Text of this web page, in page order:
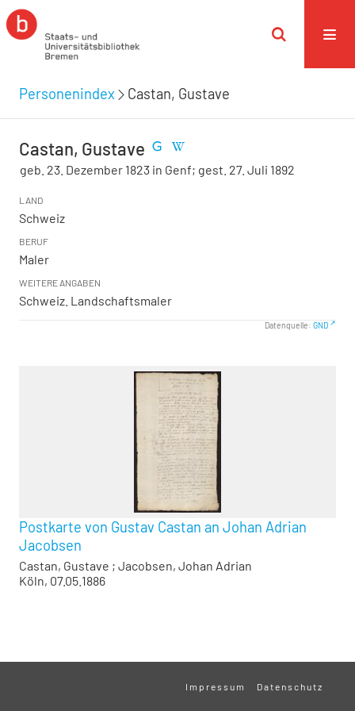
Personenindex Castan, Gustave
Castan, Gustave
geb. 23. Dezember 1823 in Genf; gest. 27. Juli 1892
LAND
Schweiz
BERUF
Maler
WEITERE ANGABEN
Schweiz. Landschaftsmaler
Datenquelle: GND
Postkarte von Gustav Castan an Johan Adrian
Jacobsen
Castan, Gustave ; Jacobsen, Johan Adrian
Köln, 07.05.1886
Impressum Datenschutz